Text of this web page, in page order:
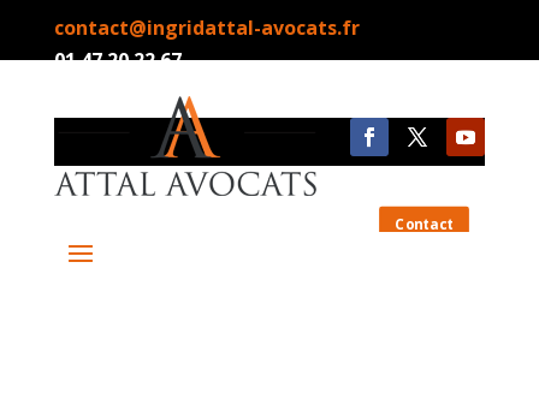
contact@ingridattal-avocats.fr
01.47.20.22.67
Contact